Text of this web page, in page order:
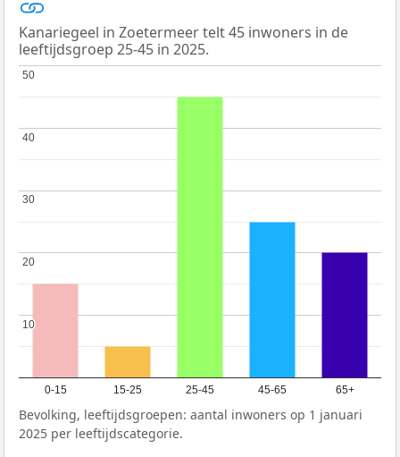
Kanariegeel in Zoetermeer telt 45 inwoners in de
leeftijdsgroep 25-45 in 2025.
0-15 15-25 25-45 45-65 65+
10
10
20
20
30
30
40
40
50
50
Bevolking, leeftijdsgroepen: aantal inwoners op 1 januari
2025 per leeftijdscategorie.